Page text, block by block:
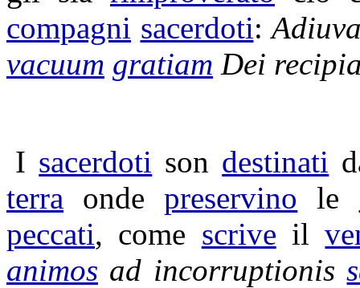
compagni sacerdoti:
vacuum gratiam Dei
I sacerdoti son destinati
terra ondepreservino le
peccati, come scrive il
animos ad incorruptionis